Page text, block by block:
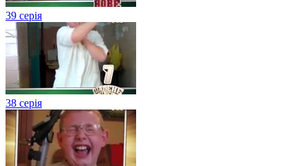
39 серія
38 серія